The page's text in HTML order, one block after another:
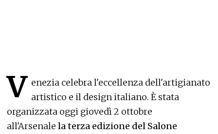
V enezia celebra l'eccellenza dell'artigianato
artistico e il design italiano. È stata
organizzata oggi giovedì 2 ottobre
all'Arsenale la terza edizione del Salone